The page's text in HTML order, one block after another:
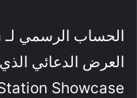
العرض الدعائي